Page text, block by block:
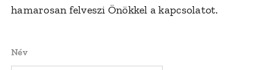
hamarosan felveszi Önökkel a kapcsolatot.
Név